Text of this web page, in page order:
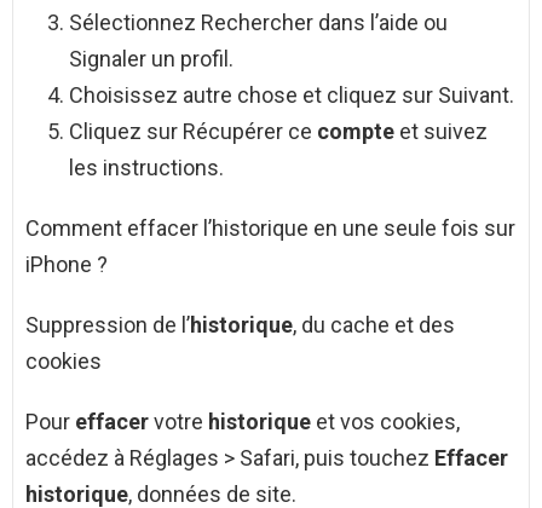
Sélectionnez Rechercher dans l’aide ou
Signaler un profil.
Choisissez autre chose et cliquez sur Suivant.
Cliquez sur Récupérer ce compte et suivez
les instructions.
Comment effacer l’historique en une seule fois sur
iPhone ?
Suppression de l’historique, du cache et des
cookies
Pour effacervotre historique et vos cookies,
accédez à Réglages > Safari, puis touchez Effacer
historique, données de site.